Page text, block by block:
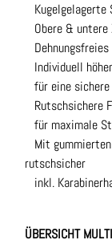
Kugelgelagerte
Obere & untere
Individuell
für eine sichere
Rutschsichere
für maximale
Mit gummierten
rutschsicher
inkl.
ÜBERSICHT